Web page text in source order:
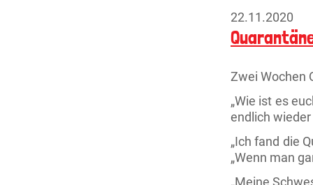
22.11.2020
Zwei Wochen
„Wie ist es
endlich
„Ich fand die
„Wenn man
„Meine